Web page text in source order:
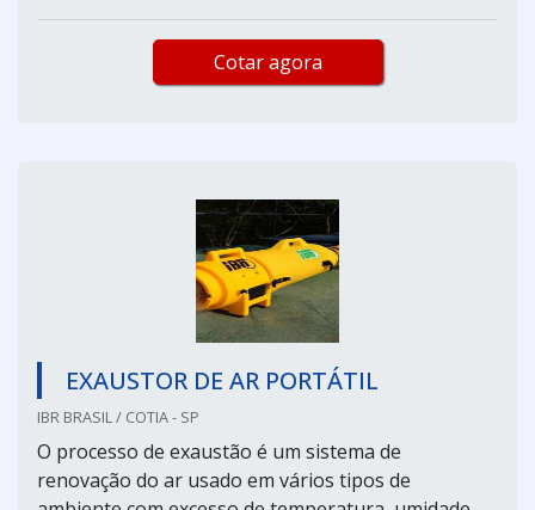
Cotar agora
EXAUSTOR DE AR PORTÁTIL
IBR BRASIL / COTIA - SP
O processo de exaustão é um sistema de
renovação do ar usado em vários tipos de